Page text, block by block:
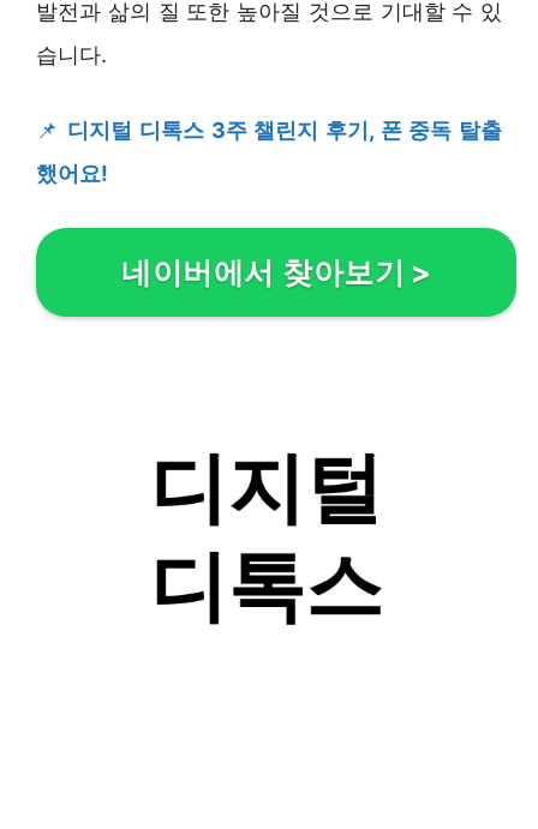
발전과 삶의 질 또한 높아질 것으로 기대할 수 있
습니다.
📌 디지털 디톡스 3주 챌린지 후기, 폰 중독 탈출
했어요!
네이버에서 찾아보기 >